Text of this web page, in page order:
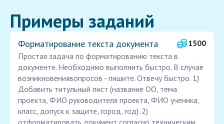
Примеры заданий
Форматирование текста документа
1500
Простая задача по форматированию текста в
документе. Необходимо выполнить быстро. В случае
возникновениявопросов - пишите. Отвечу быстро. 1)
Добавить титульный лист (название ОО, тема
проекта, ФИО руководителя проекта, ФИО ученика,
класс, допуск к защите, город, год). 2)